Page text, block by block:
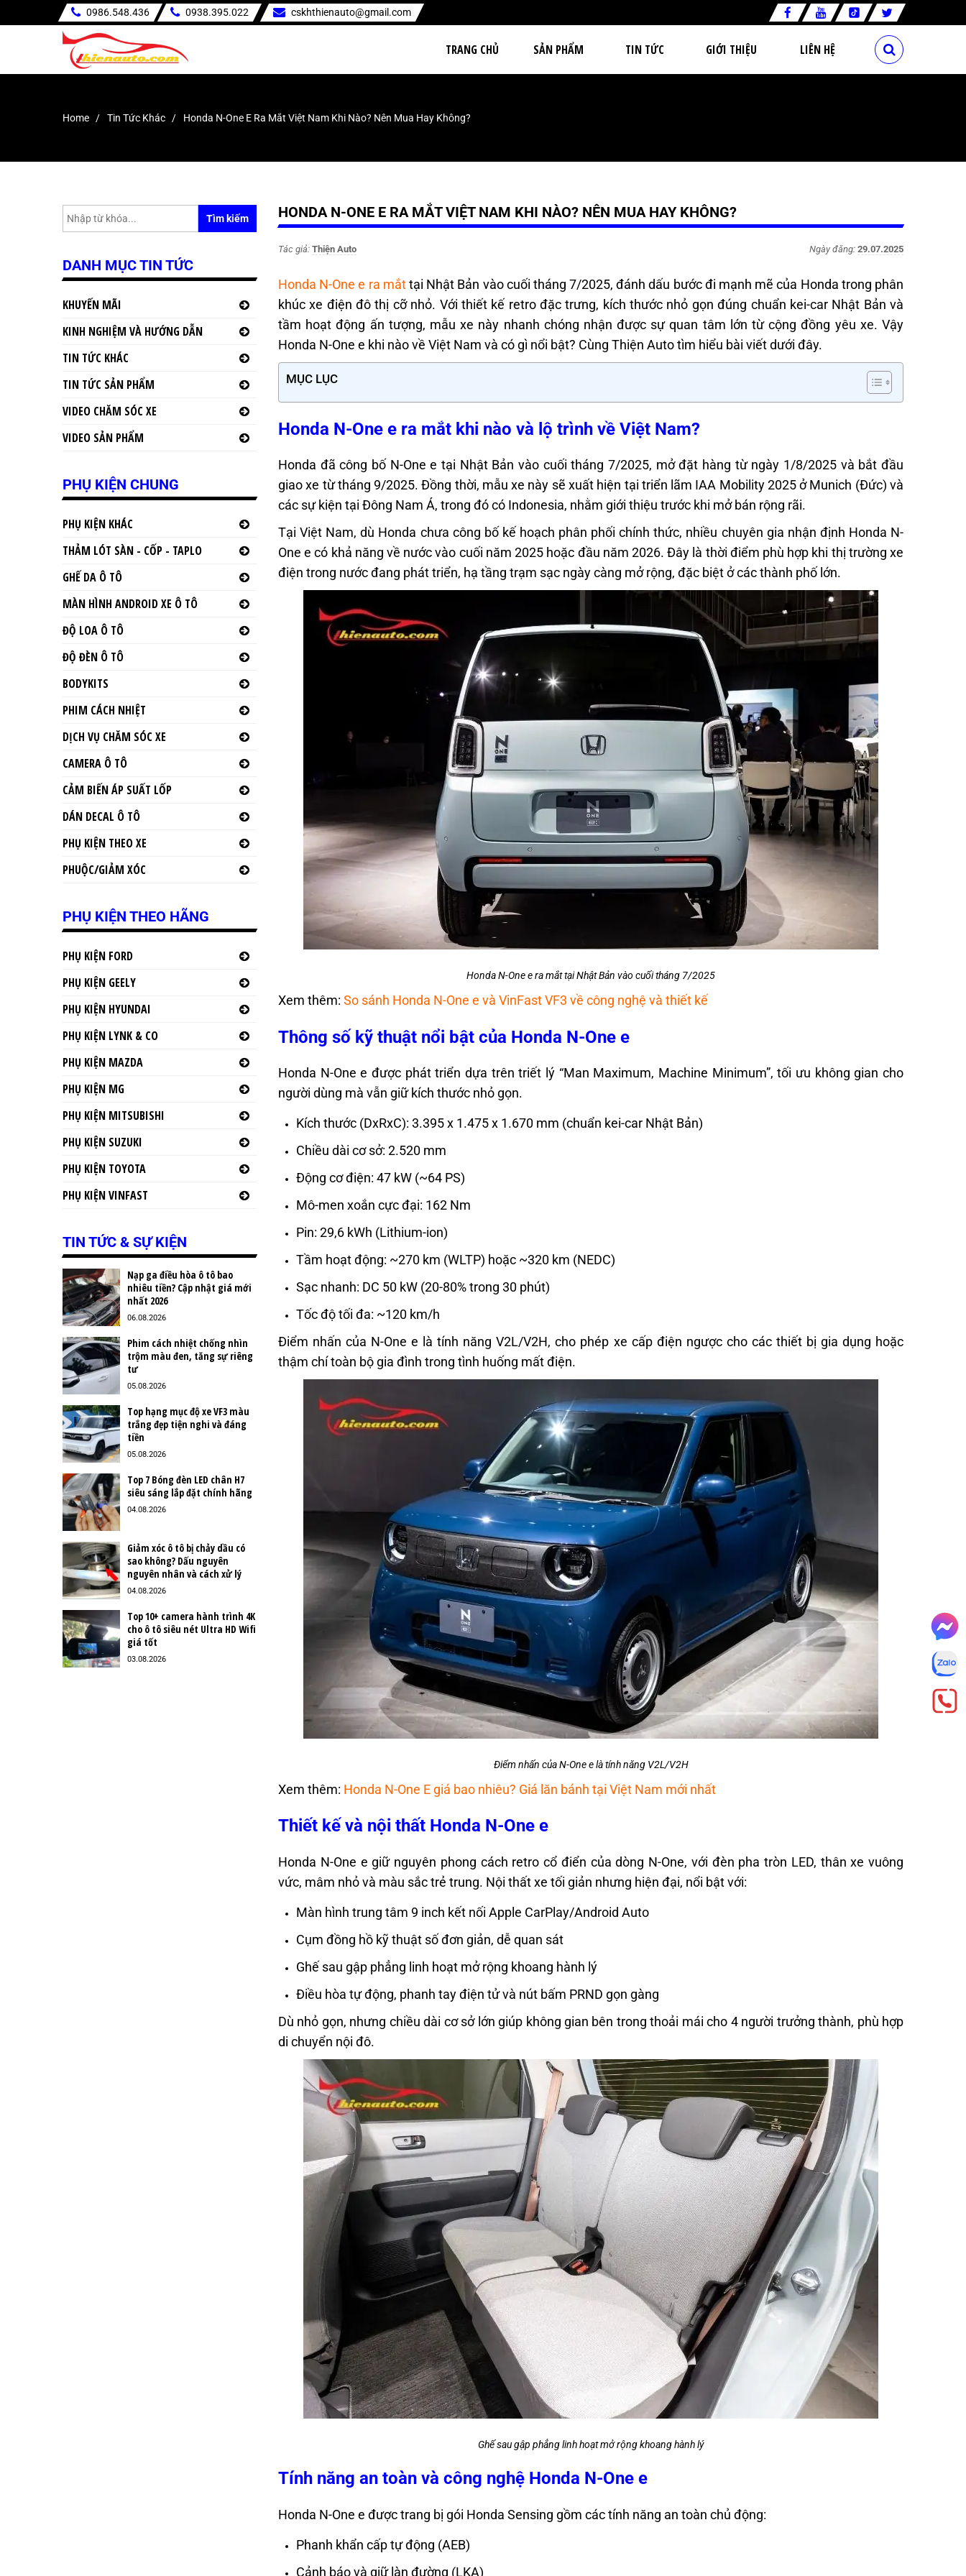
0986.548.436 0938.395.022 cskhthienauto@gmail.com
TRANG CHỦ SẢN PHẨM TIN TỨC GIỚI THIỆU LIÊN HỆ
Home Tin Tức Khác Honda N-One E Ra Mắt Việt Nam Khi Nào? Nên Mua Hay Không?
HONDA N-ONE E RA MẮT VIỆT NAM KHI NÀO? NÊN MUA HAY KHÔNG?
Tác giả: Thiện Auto Ngày đăng: 29.07.2025
Honda N-One e ra mắttại Nhật Bản vào cuối tháng 7/2025, đánh dấu bước đi mạnh mẽ của Honda trong phân
khúc xe điện đô thị cỡ nhỏ. Với thiết kế retro đặc trưng, kích thước nhỏ gọn đúng chuẩn kei-car Nhật Bản và
tầm hoạt động ấn tượng, mẫu xe này nhanh chóng nhận được sự quan tâm lớn từ cộng đồng yêu xe. Vậy
Honda N-One e khi nào về Việt Nam và có gì nổi bật? Cùng Thiện Auto tìm hiểu bài viết dưới đây.
MỤC LỤC
Honda N-One e ra mắt khi nào và lộ trình về Việt Nam?
Honda đã công bố N-One e tại Nhật Bản vào cuối tháng 7/2025, mở đặt hàng từ ngày 1/8/2025 và bắt đầu
giao xe từ tháng 9/2025. Đồng thời, mẫu xe này sẽ xuất hiện tại triển lãm IAA Mobility 2025 ở Munich (Đức) và
các sự kiện tại Đông Nam Á, trong đó có Indonesia, nhằm giới thiệu trước khi mở bán rộng rãi.
Tại Việt Nam, dù Honda chưa công bố kế hoạch phân phối chính thức, nhiều chuyên gia nhận định Honda N-
One e có khả năng về nước vào cuối năm 2025 hoặc đầu năm 2026. Đây là thời điểm phù hợp khi thị trường xe
điện trong nước đang phát triển, hạ tầng trạm sạc ngày càng mở rộng, đặc biệt ở các thành phố lớn.
Honda N-One e ra mắt tại Nhật Bản vào cuối tháng 7/2025
Xem thêm: So sánh Honda N-One e và VinFast VF3 về công nghệ và thiết kế
Thông số kỹ thuật nổi bật của Honda N-One e
Honda N-One e được phát triển dựa trên triết lý “Man Maximum, Machine Minimum”, tối ưu không gian cho
người dùng mà vẫn giữ kích thước nhỏ gọn.
Kích thước (DxRxC): 3.395 x 1.475 x 1.670 mm (chuẩn kei-car Nhật Bản)
Chiều dài cơ sở: 2.520 mm
Động cơ điện: 47 kW (~64 PS)
Mô-men xoắn cực đại: 162 Nm
Pin: 29,6 kWh (Lithium-ion)
Tầm hoạt động: ~270 km (WLTP) hoặc ~320 km (NEDC)
Sạc nhanh: DC 50 kW (20-80% trong 30 phút)
Tốc độ tối đa: ~120 km/h
Điểm nhấn của N-One e là tính năng V2L/V2H, cho phép xe cấp điện ngược cho các thiết bị gia dụng hoặc
thậm chí toàn bộ gia đình trong tình huống mất điện.
Điểm nhấn của N-One e là tính năng V2L/V2H
Xem thêm: Honda N-One E giá bao nhiêu? Giá lăn bánh tại Việt Nam mới nhất
Thiết kế và nội thất Honda N-One e
Honda N-One e giữ nguyên phong cách retro cổ điển của dòng N-One, với đèn pha tròn LED, thân xe vuông
vức, mâm nhỏ và màu sắc trẻ trung. Nội thất xe tối giản nhưng hiện đại, nổi bật với:
Màn hình trung tâm 9 inch kết nối Apple CarPlay/Android Auto
Cụm đồng hồ kỹ thuật số đơn giản, dễ quan sát
Ghế sau gập phẳng linh hoạt mở rộng khoang hành lý
Điều hòa tự động, phanh tay điện tử và nút bấm PRND gọn gàng
Dù nhỏ gọn, nhưng chiều dài cơ sở lớn giúp không gian bên trong thoải mái cho 4 người trưởng thành, phù hợp
di chuyển nội đô.
Ghế sau gập phẳng linh hoạt mở rộng khoang hành lý
Tính năng an toàn và công nghệ Honda N-One e
Honda N-One e được trang bị gói Honda Sensing gồm các tính năng an toàn chủ động:
Phanh khẩn cấp tự động (AEB)
Cảnh báo và giữ làn đường (LKA)
Tìm kiếm
DANH MỤC TIN TỨC
KHUYẾN MÃI
KINH NGHIỆM VÀ HƯỚNG DẪN
TIN TỨC KHÁC
TIN TỨC SẢN PHẨM
VIDEO CHĂM SÓC XE
VIDEO SẢN PHẨM
PHỤ KIỆN CHUNG
PHỤ KIỆN KHÁC
THẢM LÓT SÀN - CỐP - TAPLO
GHẾ DA Ô TÔ
MÀN HÌNH ANDROID XE Ô TÔ
ĐỘ LOA Ô TÔ
ĐỘ ĐÈN Ô TÔ
BODYKITS
PHIM CÁCH NHIỆT
DỊCH VỤ CHĂM SÓC XE
CAMERA Ô TÔ
CẢM BIẾN ÁP SUẤT LỐP
DÁN DECAL Ô TÔ
PHỤ KIỆN THEO XE
PHUỘC/GIẢM XÓC
PHỤ KIỆN THEO HÃNG
PHỤ KIỆN FORD
PHỤ KIỆN GEELY
PHỤ KIỆN HYUNDAI
PHỤ KIỆN LYNK & CO
PHỤ KIỆN MAZDA
PHỤ KIỆN MG
PHỤ KIỆN MITSUBISHI
PHỤ KIỆN SUZUKI
PHỤ KIỆN TOYOTA
PHỤ KIỆN VINFAST
TIN TỨC & SỰ KIỆN
Nạp ga điều hòa ô tô bao
nhiêu tiền? Cập nhật giá mới
nhất 2026
06.08.2026
Phim cách nhiệt chống nhìn
trộm màu đen, tăng sự riêng
tư
05.08.2026
Top hạng mục độ xe VF3 màu
trắng đẹp tiện nghi và đáng
tiền
05.08.2026
Top 7 Bóng đèn LED chân H7
siêu sáng lắp đặt chính hãng
04.08.2026
Giảm xóc ô tô bị chảy dầu có
sao không? Dấu nguyên
nguyên nhân và cách xử lý
04.08.2026
Top 10+ camera hành trình 4K
cho ô tô siêu nét Ultra HD Wifi
giá tốt
03.08.2026